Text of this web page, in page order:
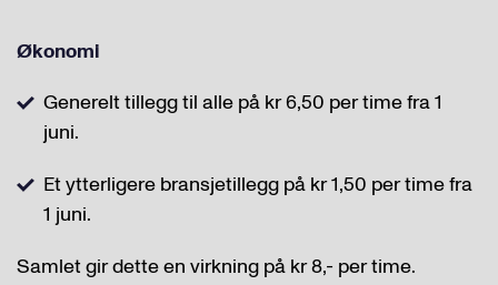
Økonomi
Generelt tillegg til alle på kr 6,50 per time fra 1
juni.
Et ytterligere bransjetillegg på kr 1,50 per time fra
1 juni.
Samlet gir dette en virkning på kr 8,- per time.